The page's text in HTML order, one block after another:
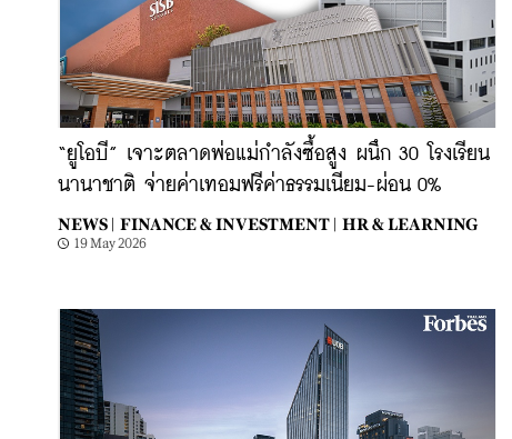
“ยูโอบี” เจาะตลาดพ่อแม่กำลังซื้อสูง ผนึก 30 โรงเรียน
นานาชาติ จ่ายค่าเทอมฟรีค่าธรรมเนียม-ผ่อน 0%
NEWS | FINANCE & INVESTMENT | HR & LEARNING
19 May 2026